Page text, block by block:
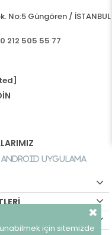
No:5 Güngören / İSTANBUL
212 505 55 77
Android Uygulama
için sitemizde